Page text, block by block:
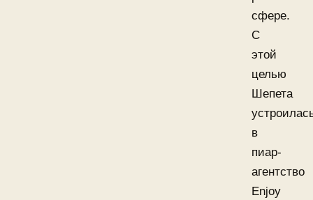
сфере.
С
этой
целью
Шепета
в
пиар-
агентство
Enjoy